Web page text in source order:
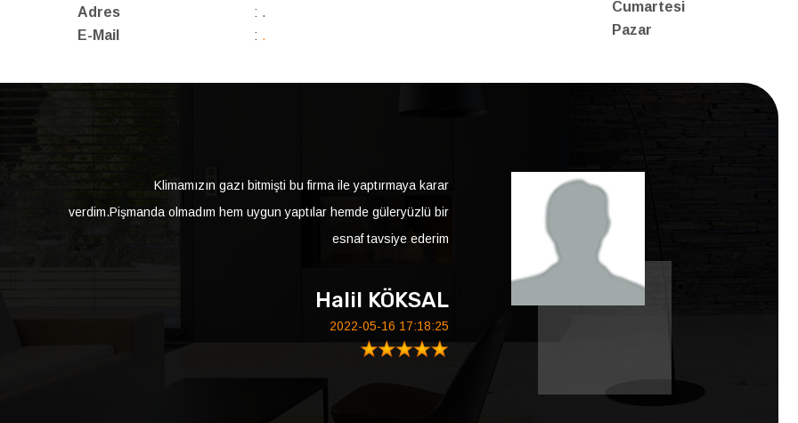
Adres
: .
E-Mail
: .
Cumartesi
Pazar
Klimamızın gazı bitmişti bu firma ile yaptırmaya karar
verdim.Pişmanda olmadım hem uygun yaptılar hemde güleryüzlü bir
esnaf tavsiye ederim
Halil KÖKSAL
2022-05-16 17:18:25